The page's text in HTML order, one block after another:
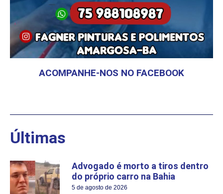
ACOMPANHE-NOS NO FACEBOOK
Últimas
Advogado é morto a tiros dentro
do próprio carro na Bahia
5 de agosto de 2026